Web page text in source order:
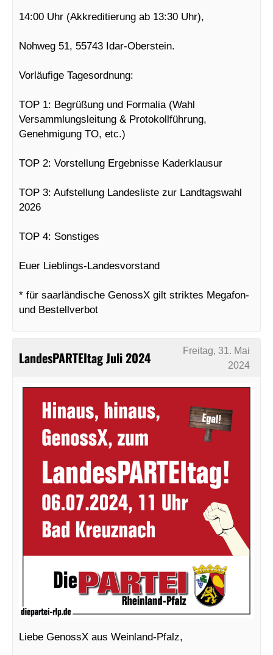
14:00 Uhr (Akkreditierung ab 13:30 Uhr),
Nohweg 51, 55743 Idar-Oberstein.
Vorläufige Tagesordnung:
TOP 1: Begrüßung und Formalia (Wahl
Versammlungsleitung & Protokollführung,
Genehmigung TO, etc.)
TOP 2: Vorstellung Ergebnisse Kaderklausur
TOP 3: Aufstellung Landesliste zur Landtagswahl
2026
TOP 4: Sonstiges
Euer Lieblings-Landesvorstand
* für saarländische GenossX gilt striktes Megafon-
und Bestellverbot
LandesPARTEItag Juli 2024
Freitag, 31. Mai
2024
Liebe GenossX aus Weinland-Pfalz,